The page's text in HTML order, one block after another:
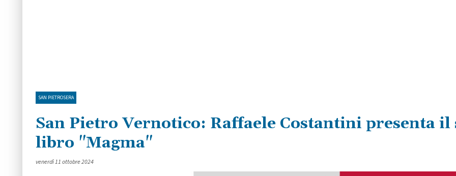
SAN PIETROSERA
San Pietro Vernotico: Raffaele Costantini presenta il
libro "Magma"
venerdì 11 ottobre 2024